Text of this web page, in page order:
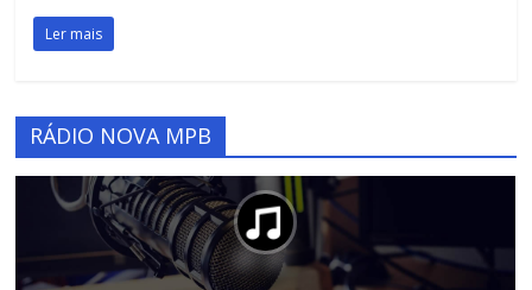
Ler mais
RÁDIO NOVA MPB